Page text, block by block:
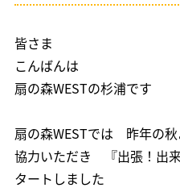
皆さま
こんばんは
扇の森WESTの杉浦です
扇の森WESTでは 昨年の
協力いただき 『出張！出
タートしました